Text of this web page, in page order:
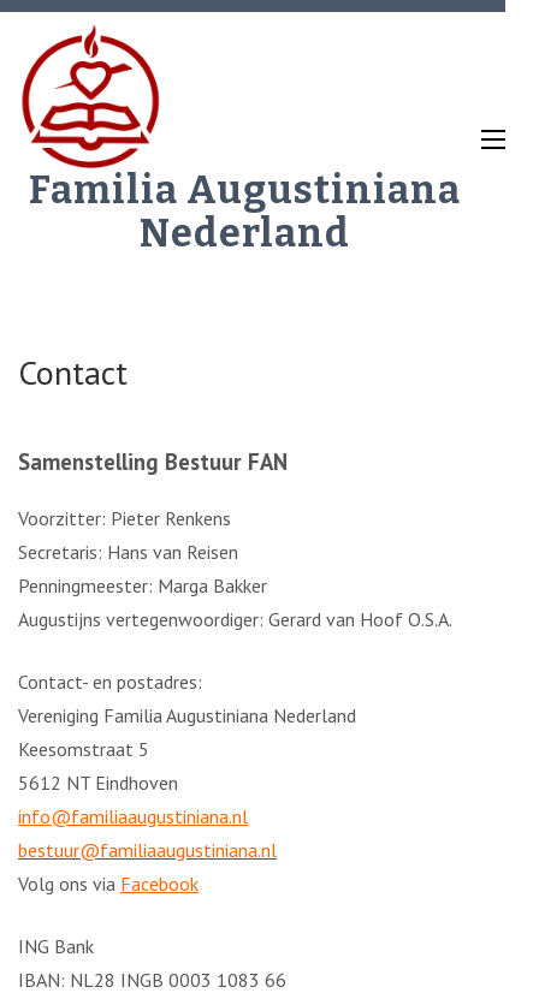
Ga
inhoud
(Druk
enter)
Familia Augustiniana
Nederland
Contact
Samenstelling Bestuur FAN
Voorzitter: Pieter Renkens
Secretaris: Hans van Reisen
Penningmeester: Marga Bakker
Augustijns vertegenwoordiger: Gerard van Hoof O.S.A.
Contact- en postadres:
Vereniging Familia Augustiniana Nederland
Keesomstraat 5
5612 NT Eindhoven
info@familiaaugustiniana.nl
bestuur@familiaaugustiniana.nl
Volg ons via Facebook
ING Bank
IBAN: NL28 INGB 0003 1083 66